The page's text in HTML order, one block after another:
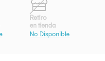
Retiro
en tienda
No Disponible